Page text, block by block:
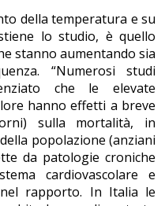
della temperatura e su
lo studio, è quello
stanno aumentando sia
“Numerosi studi
che le elevate
hanno effetti a breve
sulla mortalità, in
popolazione (anziani
da patologie croniche
cardiovascolare e
rapporto. In Italia le